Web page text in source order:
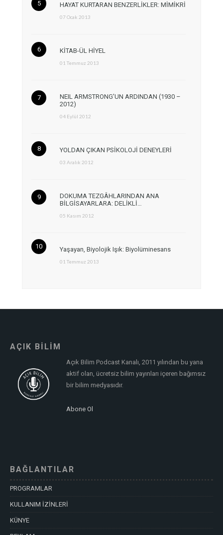
HAYAT KURTARAN BENZERLİKLER: MİMİKRİ
07 Ocak 2013
KİTAB-ÜL HİYEL
01 Temmuz 2013
NEIL ARMSTRONG’UN ARDINDAN (1930 –
2012)
04 Eylül 2012
YOLDAN ÇIKAN PSİKOLOJİ DENEYLERİ
03 Aralık 2012
DOKUMA TEZGÂHLARINDAN ANA
BİLGİSAYARLARA: DELİKLİ…
05 Kasım 2012
Yaşayan, Biyolojik Işık: Biyolüminesans
01 Temmuz 2013
AÇIK BİLİM
Açık Bilim Podcast Kanalı, 2011 yılından bu yana
aktif olan, ücretsiz bilim yayınları içeren bağımsız
bir bilim medyasıdır.
Abone Ol
BAĞLANTILAR
PROGRAMLAR
KULLANIM İZİNLERİ
KÜNYE